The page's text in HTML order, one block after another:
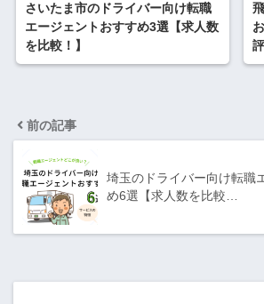
さいたま市のドライバー向け転職
エージェントおすすめ3選【求人数
を比較！】
前の記事
埼玉のドライバー向け転職
め6選【求人数を比較…